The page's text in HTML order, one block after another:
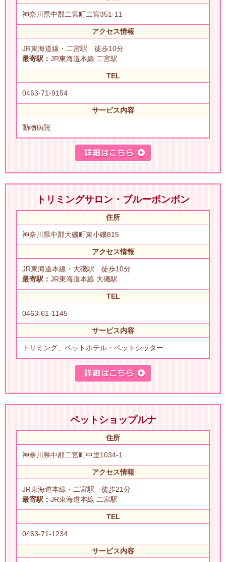
神奈川県中郡二宮町二宮351-11
アクセス情報
JR東海道線・二宮駅 徒歩10分
最寄駅： JR東海道本線 二宮駅
TEL
0463-71-9154
サービス内容
動物病院
トリミングサロン・ブルーボンボン
住所
神奈川県中郡大磯町東小磯815
アクセス情報
JR東海道本線・大磯駅 徒歩10分
最寄駅： JR東海道本線 大磯駅
TEL
0463-61-1145
サービス内容
トリミング、ペットホテル・ペットシッター
ペットショップルナ
住所
神奈川県中郡二宮町中里1034-1
アクセス情報
JR東海道本線・二宮駅 徒歩21分
最寄駅： JR東海道本線 二宮駅
TEL
0463-71-1234
サービス内容